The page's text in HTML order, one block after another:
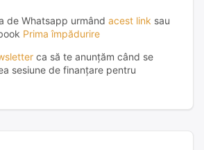
de Whatsapp urmând acest link sau
Prima împădurire
ca să te anunțăm când se
sesiune de finanțare pentru